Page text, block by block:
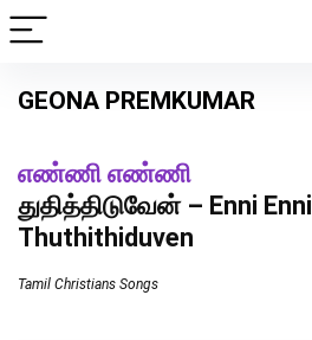
GEONA PREMKUMAR
எண்ணி எண்ணி
துதித்திடுவேன் – Enni Enni
Thuthithiduven
Tamil Christians Songs